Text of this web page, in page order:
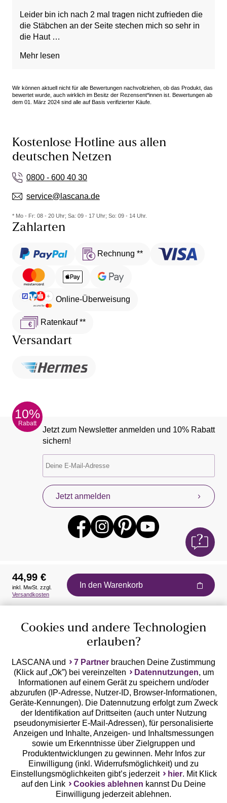
Leider bin ich nach 2 mal tragen nicht zufrieden die
die Stäbchen an der Seite stechen mich so sehr in
die Haut
habe und ich den bh nicht mehr tragen kann.
Mehr lesen
Wir können aktuell nicht für alle Bewertungen nachvollziehen, ob das Produkt, das
bewertet wurde, auch wirklich im Besitz der Rezensent*innen ist. Bewertungen ab
dem 01. März 2024 sind alle auf Basis verifizierter Käufe.
Kostenlose Hotline aus allen
deutschen Netzen
0800 - 600 40 30
service@lascana.de
* Mo - Fr: 08 - 20 Uhr; Sa: 09 - 17 Uhr; So: 09 - 14 Uhr.
Zahlarten
Rechnung **
Online-Überweisung
Ratenkauf **
Versandart
10%
Rabatt
Jetzt zum Newsletter anmelden und 10% Rabatt
sichern!
Jetzt anmelden
Auszeichnungen
Geprüfte Sicherheit
Unsere Apps
44,99 €
inkl. MwSt. zzgl.
Versandkosten
In den Warenkorb
Cookies und andere Technologien
erlauben?
LASCANA und 7 Partner brauchen Deine Zustimmung
(Klick auf „Ok”) bei vereinzelten
Datennutzungen, um
Informationen auf einem Gerät zu speichern und/oder
abzurufen (IP-Adresse, Nutzer-ID, Browser-Informationen,
Geräte-Kennungen). Die Datennutzung erfolgt zum Zweck
der Identifikation auf Drittseiten (auch unter Nutzung
pseudonymisierter E-Mail-Adressen), für personalisierte
Anzeigen und Inhalte, Anzeigen- und Inhaltsmessungen
sowie um Erkenntnisse über Zielgruppen und
Produktentwicklungen zu gewinnen. Mehr Infos zur
Einwilligung (inkl. Widerrufsmöglichkeit) und zu
Einstellungsmöglichkeiten gibt’s jederzeit
hier. Mit Klick
auf den Link
Cookies ablehnen kannst Du Deine
Einwilligung jederzeit ablehnen.